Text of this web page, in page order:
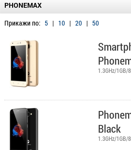
PHONEMAX
Прикажи по: 5 | 10 | 20 | 50
1.3GHz/1GB/
Black
1.3GHz/1GB/